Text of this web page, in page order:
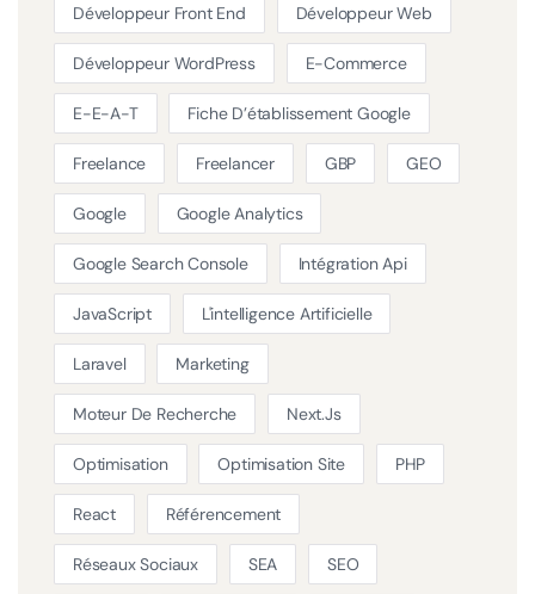
Développeur Front End Développeur Web
Développeur WordPress E-Commerce
E-E-A-T Fiche D’établissement Google
Freelance Freelancer GBP GEO
Google Google Analytics
Google Search Console Intégration Api
JavaScript L'intelligence Artificielle
Laravel Marketing
Moteur De Recherche Next.js
Optimisation Optimisation Site PHP
React Référencement
Réseaux Sociaux SEA SEO